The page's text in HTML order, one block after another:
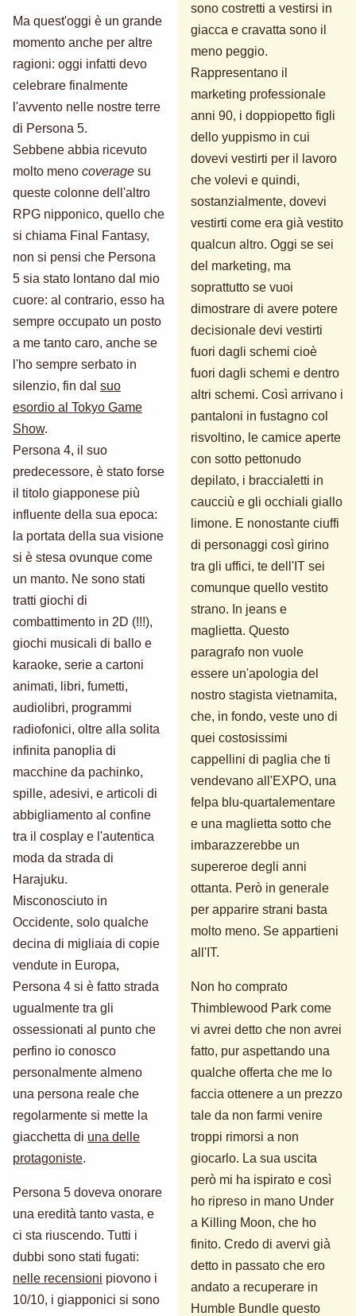
Ma quest'oggi è un grande
momento anche per altre
ragioni: oggi infatti devo
celebrare finalmente
l'avvento nelle nostre terre
di Persona 5.
Sebbene abbia ricevuto
molto meno coverage su
queste colonne dell'altro
RPG nipponico, quello che
si chiama Final Fantasy,
non si pensi che Persona
5 sia stato lontano dal mio
cuore: al contrario, esso ha
sempre occupato un posto
a me tanto caro, anche se
l'ho sempre serbato in
silenzio, fin dal suo
esordio al Tokyo Game
Show.
Persona 4, il suo
predecessore, è stato forse
il titolo giapponese più
influente della sua epoca:
la portata della sua visione
si è stesa ovunque come
un manto. Ne sono stati
tratti giochi di
combattimento in 2D (!!!),
giochi musicali di ballo e
karaoke, serie a cartoni
animati, libri, fumetti,
audiolibri, programmi
radiofonici, oltre alla solita
infinita panoplia di
macchine da pachinko,
spille, adesivi, e articoli di
abbigliamento al confine
tra il cosplay e l'autentica
moda da strada di
Harajuku.
Misconosciuto in
Occidente, solo qualche
decina di migliaia di copie
vendute in Europa,
Persona 4 si è fatto strada
ugualmente tra gli
ossessionati al punto che
perfino io conosco
personalmente almeno
una persona reale che
regolarmente si mette la
giacchetta di una delle
protagoniste.
Persona 5 doveva onorare
una eredità tanto vasta, e
ci sta riuscendo. Tutti i
dubbi sono stati fugati:
nelle recensioni piovono i
10/10, i giapponici si sono
sono costretti a vestirsi in
giacca e cravatta sono il
meno peggio.
Rappresentano il
marketing professionale
anni 90, i doppiopetto figli
dello yuppismo in cui
dovevi vestirti per il lavoro
che volevi e quindi,
sostanzialmente, dovevi
vestirti come era già vestito
qualcun altro. Oggi se sei
del marketing, ma
soprattutto se vuoi
dimostrare di avere potere
decisionale devi vestirti
fuori dagli schemi cioè
fuori dagli schemi e dentro
altri schemi. Così arrivano i
pantaloni in fustagno col
risvoltino, le camice aperte
con sotto pettonudo
depilato, i braccialetti in
caucciù e gli occhiali giallo
limone. E nonostante ciuffi
di personaggi così girino
tra gli uffici, te dell'IT sei
comunque quello vestito
strano. In jeans e
maglietta. Questo
paragrafo non vuole
essere un'apologia del
nostro stagista vietnamita,
che, in fondo, veste uno di
quei costosissimi
cappellini di paglia che ti
vendevano all'EXPO, una
felpa blu-quartalementare
e una maglietta sotto che
imbarazzerebbe un
supereroe degli anni
ottanta. Però in generale
per apparire strani basta
molto meno. Se appartieni
all'IT.
Non ho comprato
Thimblewood Park come
vi avrei detto che non avrei
fatto, pur aspettando una
qualche offerta che me lo
faccia ottenere a un prezzo
tale da non farmi venire
troppi rimorsi a non
giocarlo. La sua uscita
però mi ha ispirato e così
ho ripreso in mano Under
a Killing Moon, che ho
finito. Credo di avervi già
detto in passato che ero
andato a recuperare in
Humble Bundle questo